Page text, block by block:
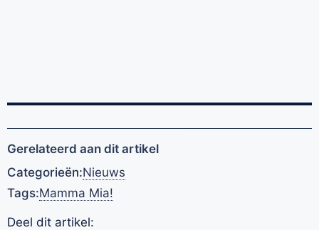
Gerelateerd aan dit artikel
Categorieën:Nieuws
Tags:Mamma Mia!
Deel dit artikel: